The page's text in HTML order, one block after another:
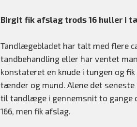
Birgit fik afslag trods 16 huller i
Tandlægebladet har talt med flere
tandbehandling eller har ventet
konstateret en knude i tungen og
tænder og mund. Alene det
til tandlæge i gennemsnit to gange
166, men fik afslag.